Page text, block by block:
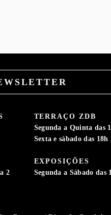
2
TERRAÇO ZDB
Segunda a Quinta das
Sexta e sábado das 18h
EXPOSIÇÕES
Segunda a Sábado das